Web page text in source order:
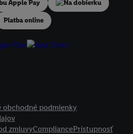
Na dobierku
Platba online
obchodné podmienky
zmluvyCompliancePrístupnosť
povoliť jednotlivé účely a nájsť ďalšie
osobných údajov.
" môžete povoliť iba používanie
Súhlasím" vyjadríte súhlas so spracúvaním
informácie vrátane informácií o dobe